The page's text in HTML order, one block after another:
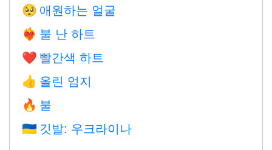
🥺 애원하는 얼굴
❤️‍🔥 불 난 하트
❤️ 빨간색 하트
👍 올린 엄지
🔥 불
🇺🇦 깃발: 우크라이나